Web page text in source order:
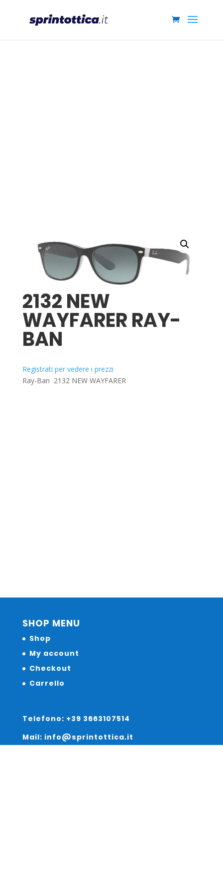
2132 NEW
WAYFARER RAY-
BAN
Registrati per vedere i prezzi
Ray-Ban 2132 NEW WAYFARER
SHOP MENU
Shop
My account
Checkout
Carrello
Telefono: +39 3663107514
Mail: info@sprintottica.it